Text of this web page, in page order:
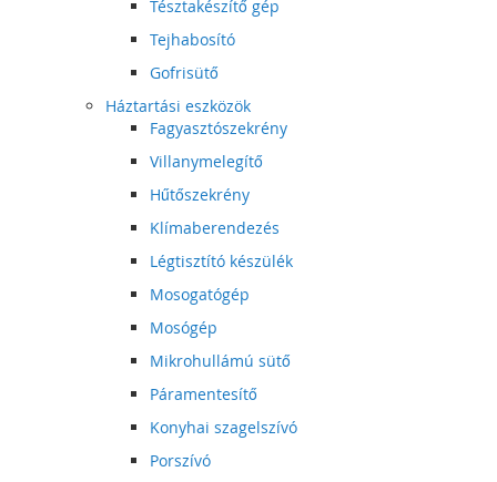
Tésztakészítő gép
Tejhabosító
Gofrisütő
Háztartási eszközök
Fagyasztószekrény
Villanymelegítő
Hűtőszekrény
Klímaberendezés
Légtisztító készülék
Mosogatógép
Mosógép
Mikrohullámú sütő
Páramentesítő
Konyhai szagelszívó
Porszívó